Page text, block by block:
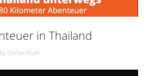
in Thailand
by Stefan Kluth